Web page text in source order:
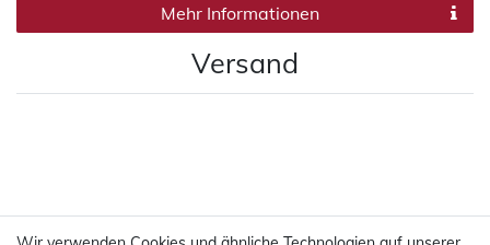
Mehr Informationen
Versand